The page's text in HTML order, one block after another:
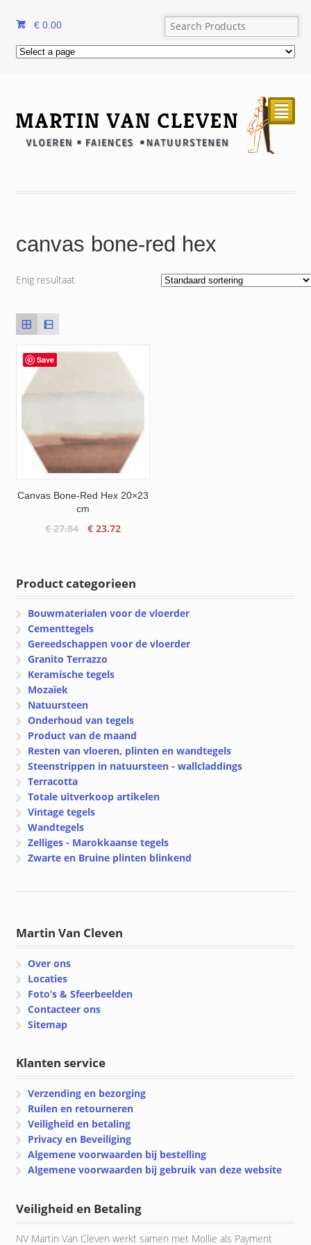
€ 0.00
²
canvas bone-red hex
Enig resultaat
Save
Canvas Bone-Red Hex 20×23
cm
€27.84
Oorspronkelijke
€23.72Huidige
Product categorieen
Bouwmaterialen voor de vloerder
Cementtegels
Gereedschappen voor de vloerder
Granito Terrazzo
Keramische tegels
Mozaïek
Natuursteen
Onderhoud van tegels
Product van de maand
Resten van vloeren, plinten en wandtegels
Steenstrippen in natuursteen - wallcladdings
Terracotta
Totale uitverkoop artikelen
Vintage tegels
Wandtegels
Zelliges - Marokkaanse tegels
Zwarte en Bruine plinten blinkend
Martin Van Cleven
Over ons
Locaties
Foto’s & Sfeerbeelden
Contacteer ons
Sitemap
Klanten service
Verzending en bezorging
Ruilen en retourneren
Veiligheid en betaling
Privacy en Beveiliging
Algemene voorwaarden bij bestelling
Algemene voorwaarden bij gebruik van deze website
Veiligheid en Betaling
NV Martin Van Cleven werkt samen met Mollie als Payment